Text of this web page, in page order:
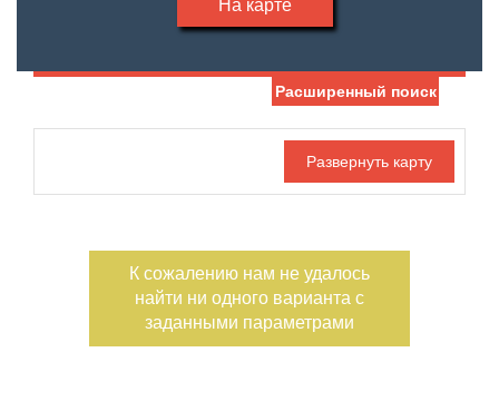
На карте
Балконов
Этаж
—
Этажность
Расширенный поиск
К сожалению нам не удалось
найти ни одного варианта с
заданными параметрами